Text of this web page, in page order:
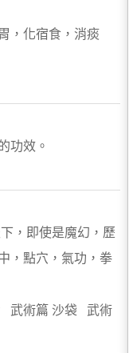
，化宿食，消痰
功效。
，即使是魔幻，歷
，點穴，氣功，拳
武術篇 沙袋 武術